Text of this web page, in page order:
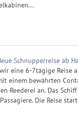
Schnupperreise ab
eine 6-7tägige Reise
einem bewährten
Reederei an. Das
Die Reise